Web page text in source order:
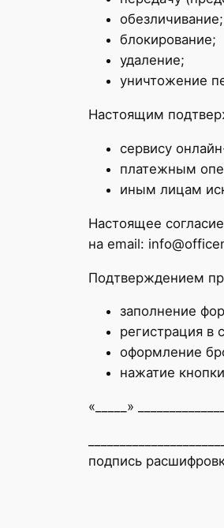
обезличивание;
блокирование;
удаление;
уничтожение
Настоящим
сервису
платежным
иным лицам
Настоящее
на email:
Подтверждением
заполнение
регистрация в
оформление
нажатие
«_____»
подпись